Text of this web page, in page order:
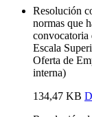
Resolución
normas que
convocatoria
Escala
Oferta de
interna)
134,47 KB